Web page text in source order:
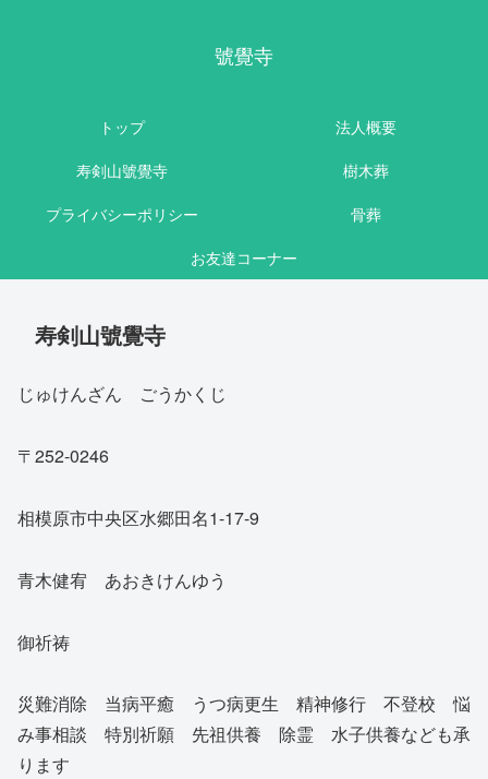
號覺寺
トップ
法人概要
寿剣山號覺寺
樹木葬
プライバシーポリシー
骨葬
お友達コーナー
寿剣山號覺寺
じゅけんざん ごうかくじ
〒252-0246
相模原市中央区水郷田名1-17-9
青木健宥 あおきけんゆう
御祈祷
災難消除 当病平癒 うつ病更生 精神修行 不登校 悩
み事相談 特別祈願 先祖供養 除霊 水子供養なども承
ります